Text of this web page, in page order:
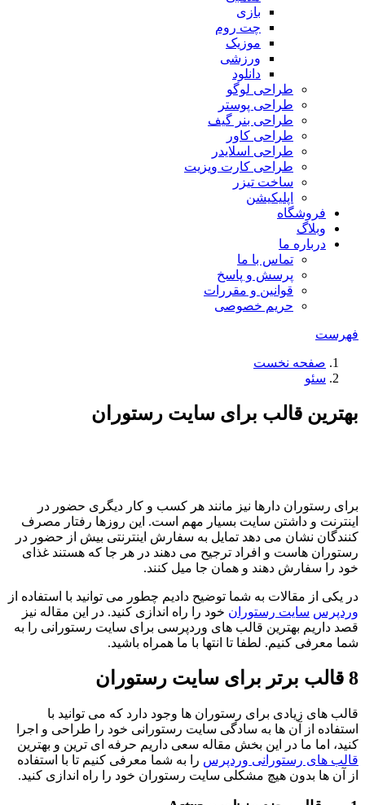
بازی
چت روم
موزیک
ورزشی
دانلود
طراحی لوگو
طراحی پوستر
طراحی بنر گیف
طراحی کاور
طراحی اسلایدر
طراحی کارت ویزیت
ساخت تیزر
اپلیکیشن
فروشگاه
وبلاگ
درباره ما
تماس با ما
پرسش و پاسخ
قوانین و مقررات
حریم خصوصی
فهرست
صفحه نخست
سئو
بهترین قالب برای سایت رستوران
برای رستوران دارها نیز مانند هر کسب و کار دیگری حضور در
اینترنت و داشتن سایت بسیار مهم است. این روزها رفتار مصرف
کنندگان نشان می دهد تمایل به سفارش اینترنتی بیش از حضور در
رستوران هاست و افراد ترجیح می دهند در هر جا که هستند غذای
خود را سفارش دهند و همان جا میل کنند.
در یکی از مقالات به شما توضیح دادیم چطور می توانید با استفاده از
وردپرس سایت رستوران خود را راه اندازی کنید. در این مقاله نیز
قصد داریم بهترین قالب های وردپرسی برای سایت رستورانی را به
شما معرفی کنیم. لطفا تا انتها با ما همراه باشید.
8 قالب برتر برای سایت رستوران
قالب های زیادی برای رستوران ها وجود دارد که می توانید با
استفاده از آن ها به سادگی سایت رستورانی خود را طراحی و اجرا
کنید، اما ما در این بخش مقاله سعی داریم حرفه ای ترین و بهترین
قالب های رستورانی وردپرس را به شما معرفی کنیم تا با استفاده
از آن ها بدون هیچ مشکلی سایت رستوران خود را راه اندازی کنید.